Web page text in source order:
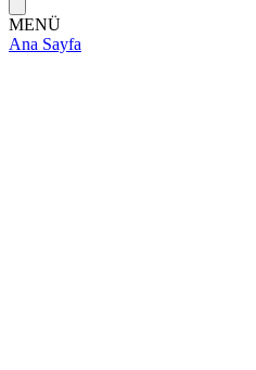
MENÜ
Ana Sayfa